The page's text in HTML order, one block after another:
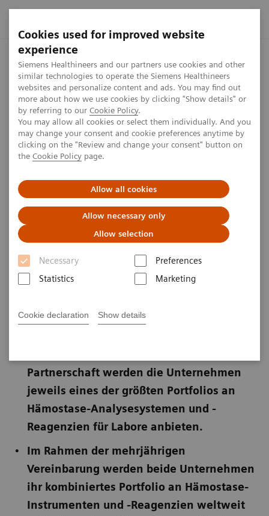
Cookies used for improved website
experience
Siemens Healthineers and our partners use cookies and other
similar technologies to operate the Siemens Healthineers
websites and personalize content and ads. You may find out
more about how we use cookies by clicking "Show details" or
by referring to our Cookie Policy.
You may allow all cookies or select them individually. And you
may change your consent and cookie preferences anytime by
clicking on the "Review and change your consent" button on
the Cookie Policy page.
Allow all cookies
Allow necessary only
Allow selection
Necessary
Preferences
Statistics
Marketing
Cookie declaration Show details
Startseite Presse Center Presseinformationen Siemens
Presseinformation
Siemens Healthineers und
Sysmex schließen globalen
OEM-Vertrag für Hämostase-
Instrumente
und -Reagenzien
Partnerschaft werden die Unternehmen
jeweils eines der größten Portfolios an
Hämostase-Analysesystemen und -
Reagenzien für Labore anbieten.
Im Rahmen der mehrjährigen
Vereinbarung werden beide Unternehmen
ihr kombiniertes Portfolio an Hämostase-
Instrumenten und -Reagenzien weltweit